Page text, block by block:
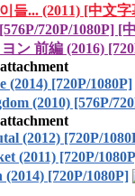
들... (2011) [中文
720P/1080P] [
ン 前編 (2016)
(2014) [720P/1080P]
(2010) [576P/
(2012) [720P/
(2011) [720P/
[720P/1080P]